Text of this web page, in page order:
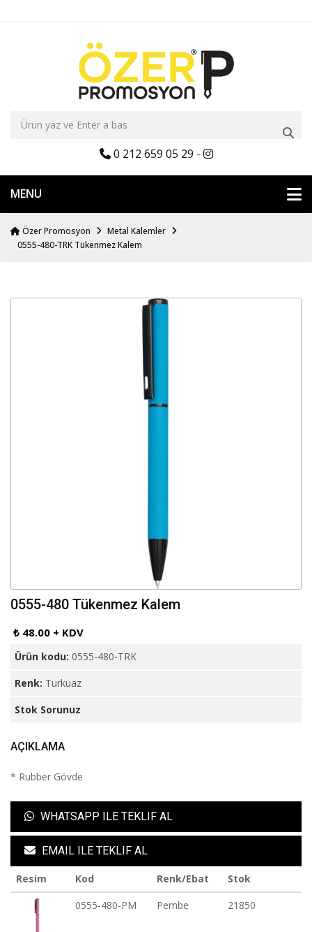
0 212 659 05 29 -
MENU
Özer Promosyon
Metal Kalemler
0555-480-TRK Tükenmez Kalem
0555-480 Tükenmez Kalem
₺ 48.00 + KDV
Ürün kodu: 0555-480-TRK
Renk: Turkuaz
Stok Sorunuz
AÇIKLAMA
* Rubber Gövde
WHATSAPP ILE TEKLIF AL
EMAIL ILE TEKLIF AL
Resim Kod Renk/Ebat
Stok
0555-480-PM
Pembe 21850